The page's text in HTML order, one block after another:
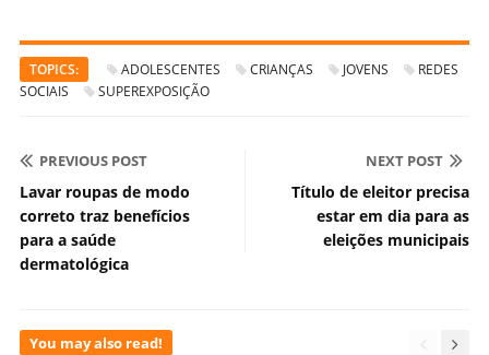
TOPICS: ADOLESCENTES CRIANÇAS JOVENS
REDES
SOCIAIS
SUPEREXPOSIÇÃO
PREVIOUS POST
Lavar roupas de modo
correto traz benefícios
para a saúde
dermatológica
NEXT POST
Título de eleitor precisa
estar em dia para as
eleições municipais
You may also read!